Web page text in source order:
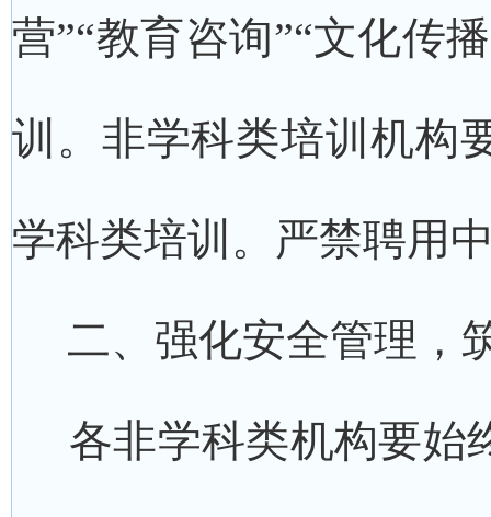
营”“教育咨询”“文化传
训。非学科类培训机构
学科类培训。严禁聘用
二、强化安全管理，
各非学科类机构要始